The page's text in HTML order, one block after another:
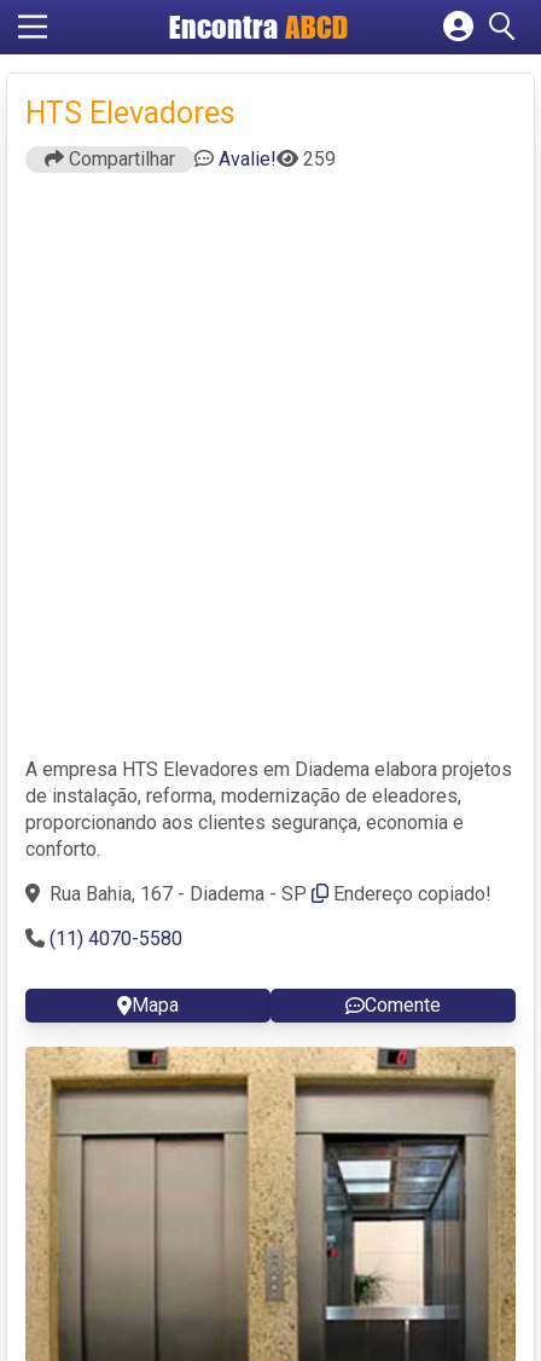
EncontraABCD
Cadastrar empresa
HTS Elevadores
Compartilhar Avalie! 259
A empresa HTS Elevadores em Diadema elabora projetos
de instalação, reforma, modernização de eleadores,
proporcionando aos clientes segurança, economia e
conforto.
Rua Bahia, 167 - Diadema - SP
Endereço copiado!
(11) 4070-5580
Mapa Comente